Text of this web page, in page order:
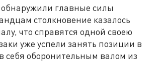
главные силы
столкновение казалось
что справятся одной своею
уже успели занять позиции в
себя оборонительным валом из